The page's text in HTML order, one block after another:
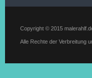
Copyright © 2015
Alle Rechte der Verbreitung